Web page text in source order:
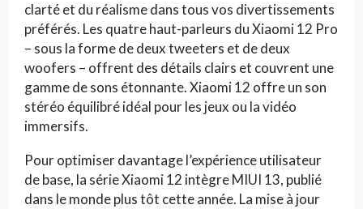
clarté et du réalisme dans tous vos divertissements
préférés. Les quatre haut-parleurs du Xiaomi 12 Pro
– sous la forme de deux tweeters et de deux
woofers – offrent des détails clairs et couvrent une
gamme de sons étonnante. Xiaomi 12 offre un son
stéréo équilibré idéal pour les jeux ou la vidéo
immersifs.
Pour optimiser davantage l’expérience utilisateur
de base, la série Xiaomi 12 intègre MIUI 13, publié
dans le monde plus tôt cette année. La mise à jour